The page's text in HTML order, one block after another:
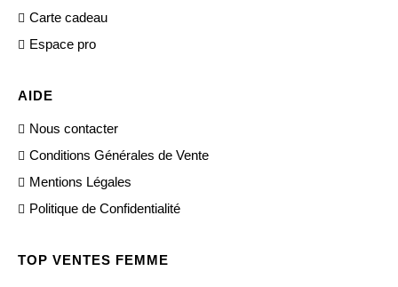
Carte cadeau
Espace pro
AIDE
Nous contacter
Conditions Générales de Vente
Mentions Légales
Politique de Confidentialité
TOP VENTES FEMME